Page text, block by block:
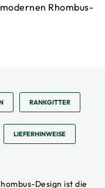
Rhombus-
RANKGITTER
LIEFERHINWEISE
Design ist die